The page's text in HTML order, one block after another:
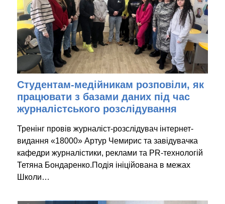
Студентам-медійникам розповіли, як
працювати з базами даних під час
журналістського розслідування
Тренінг провів журналіст-розслідувач інтернет-
видання «18000» Артур Чемирис та завідувачка
кафедри журналістики, реклами та PR-технологій
Тетяна Бондаренко.Подія ініційована в межах
Школи…